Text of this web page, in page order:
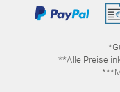
**Alle Preise